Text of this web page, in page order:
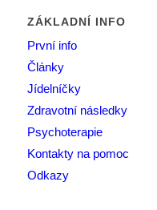
ZÁKLADNÍ INFO
První info
Články
Jídelníčky
Zdravotní následky
Psychoterapie
Kontakty na pomoc
Odkazy